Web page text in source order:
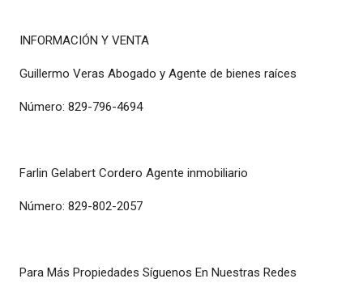
INFORMACIÓN Y VENTA
Guillermo Veras Abogado y Agente de bienes raíces
Número: 829-796-4694
Farlin Gelabert Cordero Agente inmobiliario
Número: 829-802-2057
Para Más Propiedades Síguenos En Nuestras Redes